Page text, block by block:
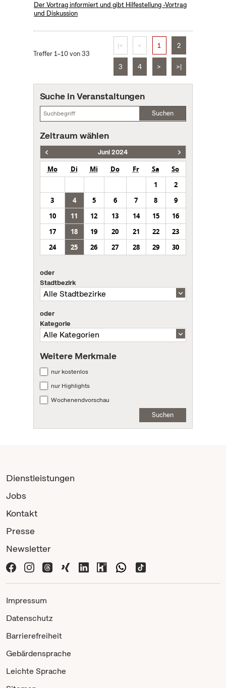
Der Vortrag informiert und gibt Hilfestellung -Vortrag
und Diskussion
Treffer 1–10 von 33
|< < 1 2
3 4 > >|
Suche in Veranstaltungen
Suchen
Zeitraum wählen
Juni 2024
Mo Di Mi Do Fr Sa
So
1
2
3
4 5 6 7 8
9
10
11 12 13 14 15
16
17
18 19 20 21 22
23
24
25 26 27 28 29 30
oder
Stadtbezirk
oder
Kategorie
Weitere Merkmale
nur kostenlos
nur Highlights
Wochenendvorschau
Suchen
Dienstleistungen
Jobs
Kontakt
Presse
Newsletter
Impressum
Datenschutz
Barrierefreiheit
Gebärdensprache
Leichte Sprache